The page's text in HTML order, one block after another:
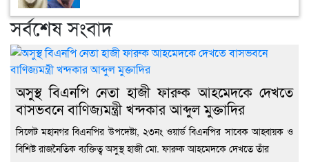
সর্বশেষ সংবাদ
অসুস্থ বিএনপি নেতা হাজী ফারুক আহমেদকে দেখতে
বাসভবনে বাণিজ্যমন্ত্রী খন্দকার আব্দুল মুক্তাদির
সিলেট মহানগর বিএনপির উপদেষ্টা, ২৩নং ওয়ার্ড বিএনপির সাবেক আহ্বায়ক ও
বিশিষ্ট রাজনৈতিক ব্যক্তিত্ব অসুস্থ হাজী মো. ফারুক আহমেদকে দেখতে তাঁর